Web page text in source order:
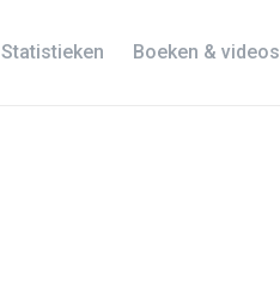
Statistieken Boeken & videos